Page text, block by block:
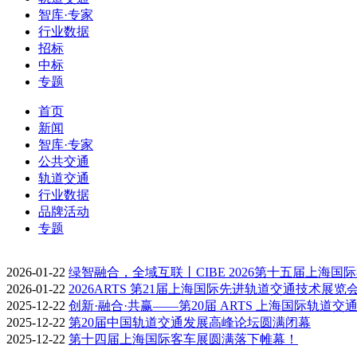
智库·专家
行业数据
招标
中标
专题
首页
新闻
智库·专家
公共交通
轨道交通
行业数据
品牌活动
专题
2026-01-22 绿智融合，全域互联丨CIBE 2026第十五届上海国
2026-01-22 2026ARTS 第21届上海国际先进轨道交通技术展览
2025-12-22 创新·融合·共赢——第20届 ARTS 上海国际轨道交
2025-12-22 第20届中国轨道交通发展高峰论坛圆满闭幕
2025-12-22 第十四届上海国际客车展圆满落下帷幕！